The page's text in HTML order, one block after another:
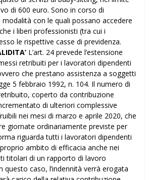
di 600 euro. Sono in corso di
con le quali possano accedere
i liberi professionisti (tra cui i
le rispettive casse di previdenza.
L’art. 24 prevede l’estensione
retribuiti per i lavoratori dipendenti
che prestano assistenza a soggetti
5 febbraio 1992, n. 104. Il numero di
coperto da contribuzione
di ulteriori complessive
nei mesi di marzo e aprile 2020, che
giornate ordinariamente previste per
riguarda tutti i lavoratori dipendenti
ambito di efficacia anche nei
titolari di un rapporto di lavoro
questo caso, l’indennità verrà erogata